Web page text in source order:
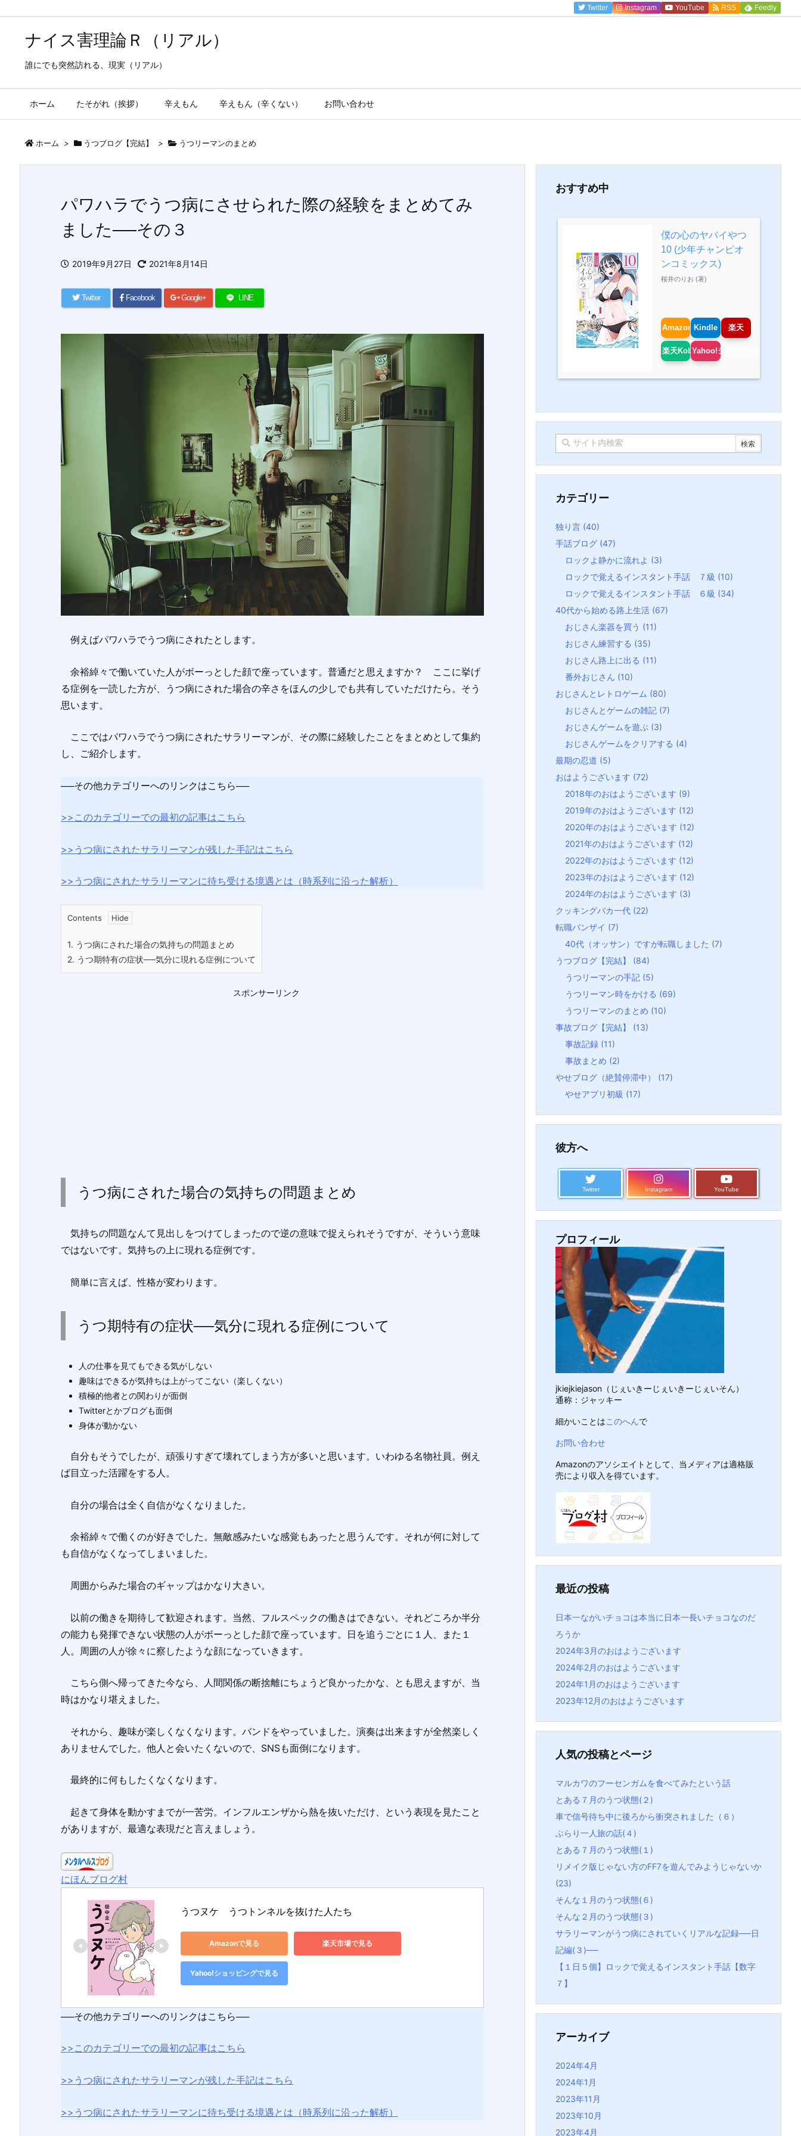
ナイス害理論Ｒ（リアル）
誰にでも突然訪れる、現実（リアル）
ホーム たそがれ（挨拶） 辛えもん 辛えもん（辛くない） お問い合わせ
Twitter Instagram YouTube RSS Feedly
ホーム > うつブログ【完結】 > うつリーマンのまとめ
パワハラでうつ病にさせられた際の経験をまとめてみ
ました──その３
2019年9月27日 2021年8月14日
Twitter Facebook Google+ LINE
例えばパワハラでうつ病にされたとします。
余裕綽々で働いていた人がボーっとした顔で座っています。普通だと思えますか？ ここに挙げ
る症例を一読した方が、うつ病にされた場合の辛さをほんの少しでも共有していただけたら。そう
思います。
ここではパワハラでうつ病にされたサラリーマンが、その際に経験したことをまとめとして集約
し、ご紹介します。
──その他カテゴリーへのリンクはこちら──
>>このカテゴリーでの最初の記事はこちら
>>うつ病にされたサラリーマンが残した手記はこちら
>>うつ病にされたサラリーマンに待ち受ける境遇とは（時系列に沿った解析）
Contents
1. うつ病にされた場合の気持ちの問題まとめ
2. うつ期特有の症状──気分に現れる症例について
スポンサーリンク
うつ病にされた場合の気持ちの問題まとめ
気持ちの問題なんて見出しをつけてしまったので逆の意味で捉えられそうですが、そういう意味
ではないです。気持ちの上に現れる症例です。
簡単に言えば、性格が変わります。
うつ期特有の症状──気分に現れる症例について
人の仕事を見てもできる気がしない
趣味はできるが気持ちは上がってこない（楽しくない）
積極的他者との関わりが面倒
Twitterとかブログも面倒
身体が動かない
自分もそうでしたが、頑張りすぎて壊れてしまう方が多いと思います。いわゆる名物社員。例え
ば目立った活躍をする人。
自分の場合は全く自信がなくなりました。
余裕綽々で働くのが好きでした。無敵感みたいな感覚もあったと思うんです。それが何に対して
も自信がなくなってしまいました。
周囲からみた場合のギャップはかなり大きい。
以前の働きを期待して歓迎されます。当然、フルスペックの働きはできない。それどころか半分
の能力も発揮できない状態の人がボーっとした顔で座っています。日を追うごとに１人、また１
人。周囲の人が徐々に察したような顔になっていきます。
こちら側へ帰ってきた今なら、人間関係の断捨離にちょうど良かったかな、とも思えますが、当
時はかなり堪えました。
それから、趣味が楽しくなくなります。バンドをやっていました。演奏は出来ますが全然楽しく
ありませんでした。他人と会いたくないので、SNSも面倒になります。
最終的に何もしたくなくなります。
起きて身体を動かすまでが一苦労。インフルエンザから熱を抜いただけ、という表現を見たこと
がありますが、最適な表現だと言えましょう。
にほんブログ村
うつヌケ　うつトンネルを抜けた人たち
Amazonで見る 楽天市場で見る
Yahoo!ショッピングで見る
──その他カテゴリーへのリンクはこちら──
>>このカテゴリーでの最初の記事はこちら
>>うつ病にされたサラリーマンが残した手記はこちら
>>うつ病にされたサラリーマンに待ち受ける境遇とは（時系列に沿った解析）
おすすめ中
僕の心のヤバイやつ
10 (少年チャンピオ
ンコミックス)
桜井のりお (著)
Amazon Kindle 楽天
楽天KoboYahoo!ショッピング
カテゴリー
独り言 (40)
手話ブログ (47)
ロックよ静かに流れよ (3)
ロックで覚えるインスタント手話 ７級 (10)
ロックで覚えるインスタント手話 ６級 (34)
40代から始める路上生活 (67)
おじさん楽器を買う (11)
おじさん練習する (35)
おじさん路上に出る (11)
番外おじさん (10)
おじさんとレトロゲーム (80)
おじさんとゲームの雑記 (7)
おじさんゲームを遊ぶ (3)
おじさんゲームをクリアする (4)
最期の忍道 (5)
おはようございます (72)
2018年のおはようございます (9)
2019年のおはようございます (12)
2020年のおはようございます (12)
2021年のおはようございます (12)
2022年のおはようございます (12)
2023年のおはようございます (12)
2024年のおはようございます (3)
クッキングバカ一代 (22)
転職バンザイ (7)
40代（オッサン）ですが転職しました (7)
うつブログ【完結】 (84)
うつリーマンの手記 (5)
うつリーマン時をかける (69)
うつリーマンのまとめ (10)
事故ブログ【完結】 (13)
事故記録 (11)
事故まとめ (2)
やせブログ（絶賛停滞中） (17)
やせアプリ初級 (17)
彼方へ
Twitter Instagram YouTube
プロフィール
jkiejkiejason（じぇいきーじぇいきーじぇいそん）
通称：ジャッキー
細かいことはこのへんで
お問い合わせ
Amazonのアソシエイトとして、当メディアは適格販
売により収入を得ています。
最近の投稿
日本一ながいチョコは本当に日本一長いチョコなのだ
ろうか
2024年3月のおはようございます
2024年2月のおはようございます
2024年1月のおはようございます
2023年12月のおはようございます
人気の投稿とページ
マルカワのフーセンガムを食べてみたという話
とある７月のうつ状態(２)
車で信号待ち中に後ろから衝突されました（６）
ぶらり一人旅の話(４)
とある７月のうつ状態(１)
リメイク版じゃない方のFF7を遊んでみようじゃないか
(23)
そんな１月のうつ状態(６)
そんな２月のうつ状態(３)
サラリーマンがうつ病にされていくリアルな記録──日
記編(３)──
【１日５個】ロックで覚えるインスタント手話【数字
７】
アーカイブ
2024年4月
2024年1月
2023年11月
2023年10月
2023年4月